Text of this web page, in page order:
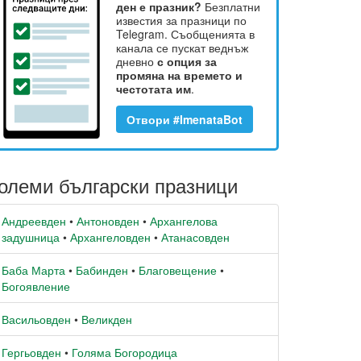
ден е празник? Безплатни
известия за празници по
Telegram. Съобщенията в
канала се пускат веднъж
дневно с опция за
промяна на времето и
честотата им.
Отвори #ImenataBot
български празници
Андреевден • Антоновден • Архангелова
задушница • Архангеловден • Атанасовден
Баба Марта • Бабинден • Благовещение •
Богоявление
Васильовден • Великден
Гергьовден • Голяма Богородица